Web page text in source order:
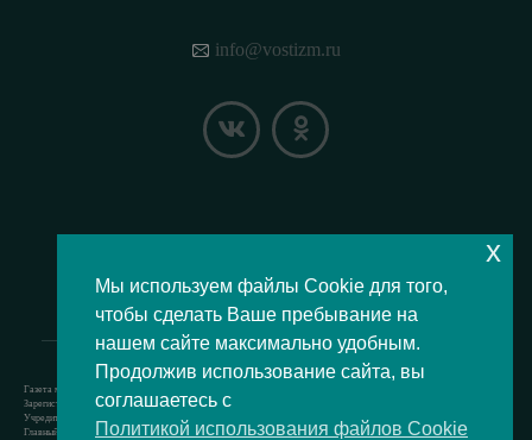
info@vostizm.ru
Газета муниципального округа Восточное Измайлово.
Зарегистрировано Роскомнадзором свидетельство Эл № ФС77-73364 от 24.07.2018 г.
Учредитель — аппарат Совета депутатов муниципального округа Восточное Измайлово.
Главный редактор — Кочерёжкин Н.А.
Мы используем файлы Cookie для того,
чтобы сделать Ваше пребывание на
нашем сайте максимально удобным.
Продолжив использование сайта, вы
соглашаетесь с
Политикой использования файлов Cookie
x